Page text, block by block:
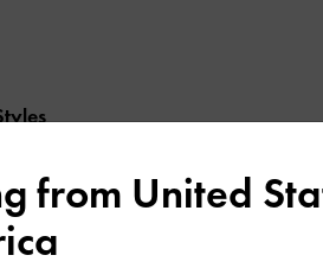
from United